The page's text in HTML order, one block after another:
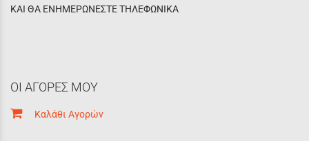
ΚΑΙ ΘΑ ΕΝΗΜΕΡΩΝΕΣΤΕ ΤΗΛΕΦΩΝΙΚΑ
ΟΙ ΑΓΟΡΕΣ ΜΟΥ
Καλάθι Αγορών